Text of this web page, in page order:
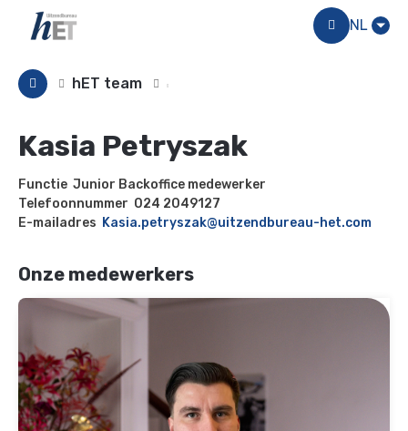
Menu
NL
hET team
Kasia Petryszak
Functie Junior Backoffice medewerker
Telefoonnummer 024 2049127
E-mailadres Kasia.petryszak@uitzendbureau-het.com
Onze medewerkers